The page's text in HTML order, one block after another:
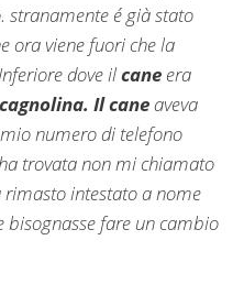
stranamente é già stato
ora viene fuori che la
dove ilcaneera
cagnolina. Il cane aveva
numero di telefono
trovata non mi chiamato
rimasto intestato a nome
bisognasse fare un cambio